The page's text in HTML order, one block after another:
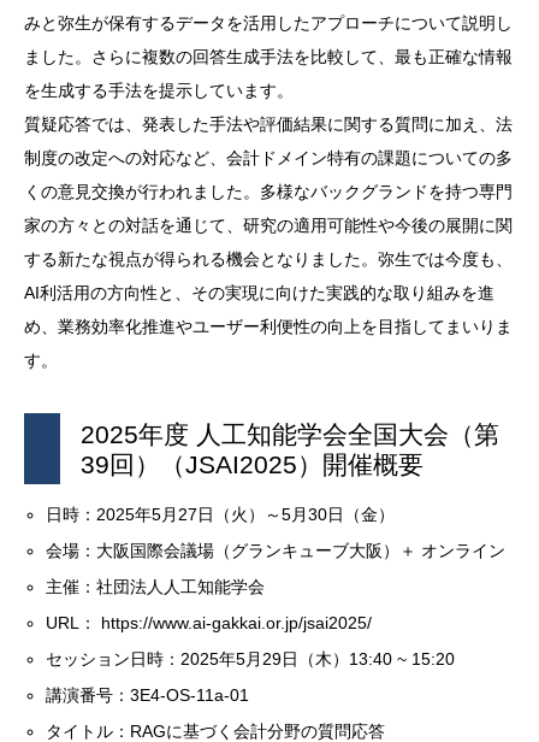
みと弥生が保有するデータを活用したアプローチについて説明し
ました。さらに複数の回答生成手法を比較して、最も正確な情報
を生成する手法を提示しています。
質疑応答では、発表した手法や評価結果に関する質問に加え、法
制度の改定への対応など、会計ドメイン特有の課題についての多
くの意見交換が行われました。多様なバックグランドを持つ専門
家の方々との対話を通じて、研究の適用可能性や今後の展開に関
する新たな視点が得られる機会となりました。弥生では今度も、
AI利活用の方向性と、その実現に向けた実践的な取り組みを進
め、業務効率化推進やユーザー利便性の向上を目指してまいりま
す。
2025年度 人工知能学会全国大会（第
39回）（JSAI2025）開催概要
日時：2025年5月27日（火）～5月30日（金）
会場：大阪国際会議場（グランキューブ大阪）＋ オンライン
主催：社団法人人工知能学会
URL： https://www.ai-gakkai.or.jp/jsai2025/
セッション日時：2025年5月29日（木）13:40 ~ 15:20
講演番号：3E4-OS-11a-01
タイトル：RAGに基づく会計分野の質問応答